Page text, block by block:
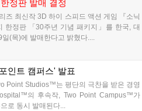
정판 발매 결정
즈 최신작 3D 하이 스피드 액션 게임 『소닉
한정판 「30주년 기념 패키지」를 한국, 대
(목)에 발매한다고 밝혔다....
인트 캠퍼스' 발표
Point Studios™는 평단의 극찬을 받은 경영
의 후속작, Two Point Campus™가
로 동시 발매된다...